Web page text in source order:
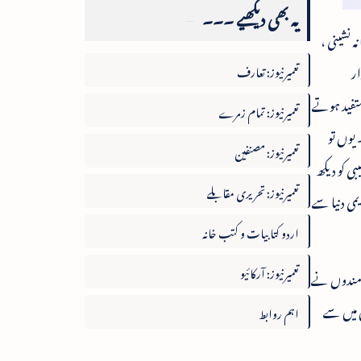
نشینی ،
ہوتے
تو
کو دیکھ
دنیا سے
مندوں نے
میں سے
یہ بھی دیکھیے ۔۔۔
تعمیرنیوز: تعارف
تعمیرنیوز: تمام زمرے
تعمیرنیوز: مصنفین
تعمیرنیوز: تحریری مقابلے
اردو کتابیات و کتب خانہ
تعمیرنیوز: آرکائیو
اہم روابط